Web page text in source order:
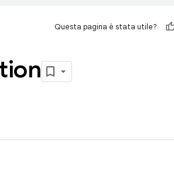
Questa pagina è stata utile?